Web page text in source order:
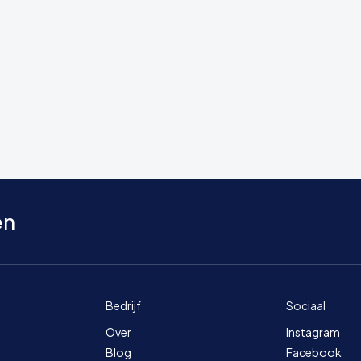
Bedrijf
Over
Blog
Sociaal
Instagram
Facebook